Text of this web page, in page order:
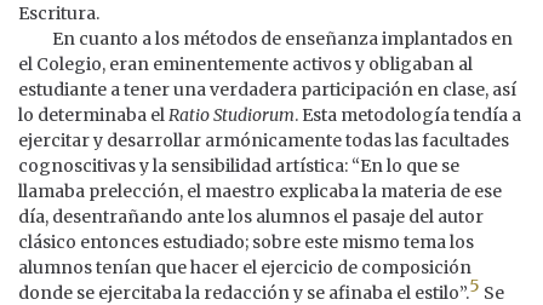
Escritura.
En cuanto a los métodos de enseñanza implantados en
el Colegio, eran eminentemente activos y obligaban al
estudiante a tener una verdadera participación en clase, así
lo determinaba elRatio Studiorum. Esta metodología tendía a
ejercitar y desarrollar armónicamente todas las facultades
cognoscitivas y la sensibilidad artística: “En lo que se
llamaba prelección, el maestro explicaba la materia de ese
día, desentrañando ante los alumnos el pasaje del autor
clásico entonces estudiado; sobre este mismo tema los
alumnos tenían que hacer el ejercicio de composición
donde se ejercitaba la redacción y se afinaba el estilo”.5 Se